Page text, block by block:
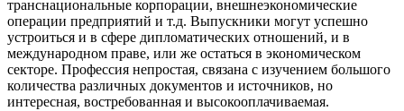
транснациональные корпорации, внешнеэкономические
операции предприятий и т.д. Выпускники могут успешно
устроиться и в сфере дипломатических отношений, и в
международном праве, или же остаться в экономическом
секторе. Профессия непростая, связана с изучением большого
количества различных документов и источников, но
интересная, востребованная и высокооплачиваемая.